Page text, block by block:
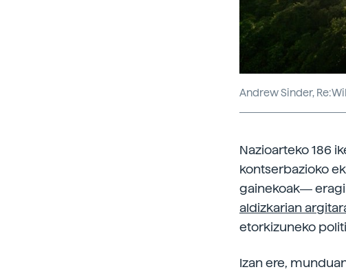
Andrew Sinder,
Nazioarteko 186
kontserbazioko
gainekoak―
aldizkarian
etorkizuneko
Izan ere,